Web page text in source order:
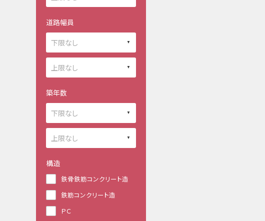
道路幅員
築年数
構造
鉄骨鉄筋コンクリート造
鉄筋コンクリート造
ＰＣ